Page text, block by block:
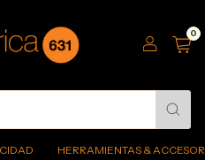
0
HERRAMIENTAS &